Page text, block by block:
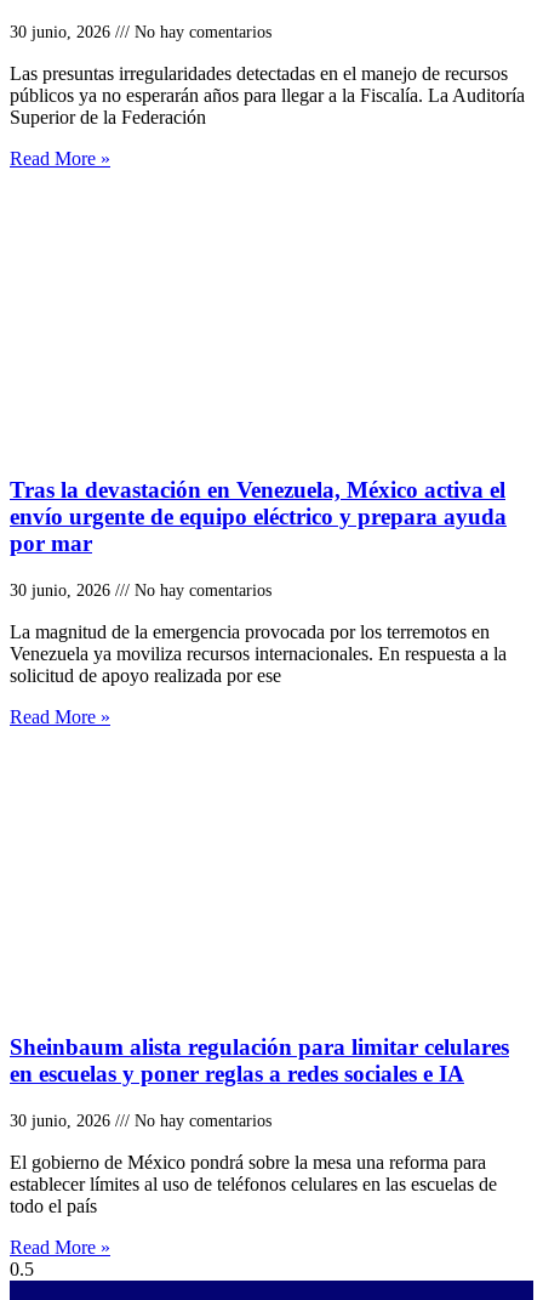
30 junio, 2026 No hay comentarios
Las presuntas irregularidades detectadas en el manejo de recursos
públicos ya no esperarán años para llegar a la Fiscalía. La Auditoría
Superior de la Federación
Read More »
Tras la devastación en Venezuela, México activa el
envío urgente de equipo eléctrico y prepara ayuda
por mar
30 junio, 2026 No hay comentarios
La magnitud de la emergencia provocada por los terremotos en
Venezuela ya moviliza recursos internacionales. En respuesta a la
solicitud de apoyo realizada por ese
Read More »
Sheinbaum alista regulación para limitar celulares
en escuelas y poner reglas a redes sociales e IA
30 junio, 2026 No hay comentarios
El gobierno de México pondrá sobre la mesa una reforma para
establecer límites al uso de teléfonos celulares en las escuelas de
todo el país
Read More »